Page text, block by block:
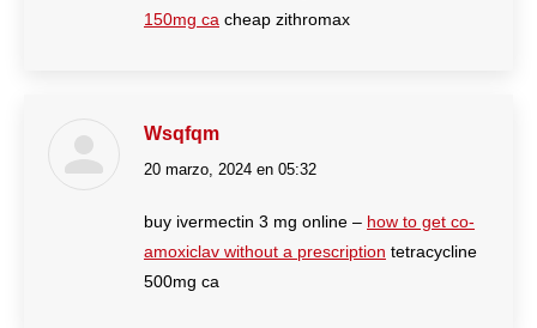
150mg ca cheap zithromax
Wsqfqm
dice:
20 marzo, 2024 en 05:32
buy ivermectin 3 mg online – how to get co-
amoxiclav without a prescription tetracycline
500mg ca